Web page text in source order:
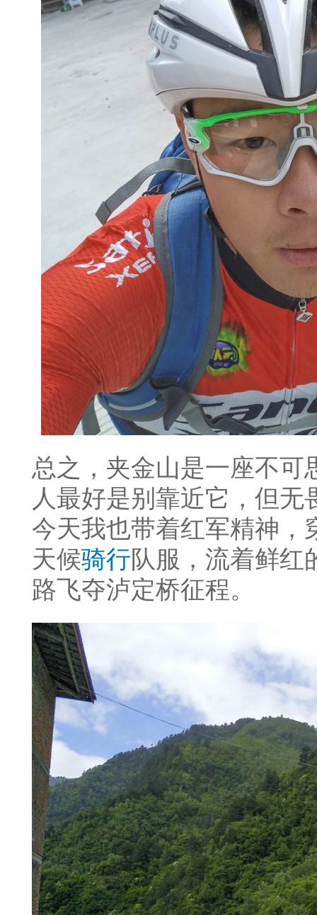
总之，夹金山是一座不可
人最好是别靠近它，但
今天我也带着红军精神
天候骑行队服，流着鲜红
路飞夺泸定桥征程。